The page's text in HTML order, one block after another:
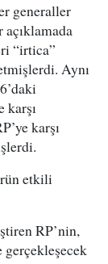
generaller
“irtica”
Aynı
karşı
karşı
etkili
RP’nin,
gerçekleşecek